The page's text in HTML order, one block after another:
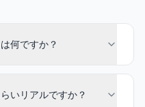
何ですか？
いリアルですか？